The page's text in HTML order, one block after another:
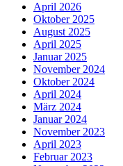
April 2026
Oktober 2025
August 2025
April 2025
Januar 2025
November 2024
Oktober 2024
April 2024
März 2024
Januar 2024
November 2023
April 2023
Februar 2023